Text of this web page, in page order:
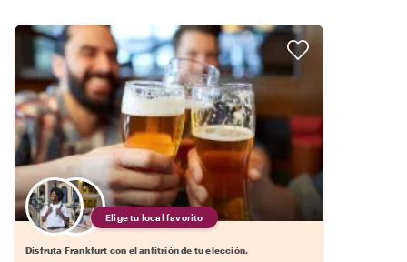
Elige tu local favorito
Disfruta Frankfurt con el anfitrión de tu elección.